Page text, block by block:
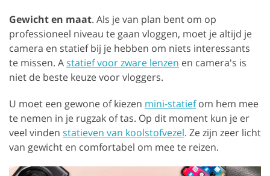
Gewicht en maat. Als je van plan bent om op
professioneel niveau te gaan vloggen, moet je altijd je
camera en statief bij je hebben om niets interessants
te missen. Astatief voor zware lenzen en camera's is
niet de beste keuze voor vloggers.
U moet een gewone of kiezen mini-statiefom hem mee
te nemen in je rugzak of tas. Op dit moment kun je er
veel vinden statieven van koolstofvezel. Ze zijn zeer licht
van gewicht en comfortabel om mee te reizen.